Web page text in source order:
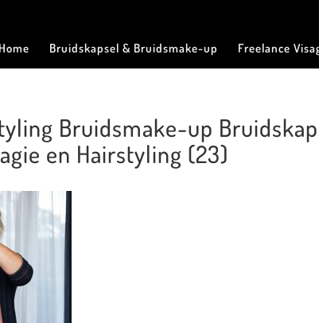
Home Bruidskapsel & Bruidsmake-up Freelance
Bruidsmake-up
en Hairstyling (23)